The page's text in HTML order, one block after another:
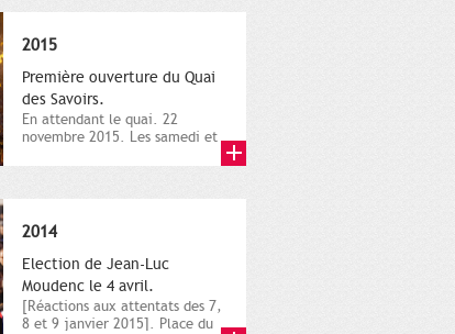
2015
Première ouverture du Quai
des Savoirs.
En attendant le quai. 22
novembre 2015. Les samedi et
2014
Election de Jean-Luc
Moudenc le 4 avril.
[Réactions aux attentats des 7,
8 et 9 janvier 2015]. Place du